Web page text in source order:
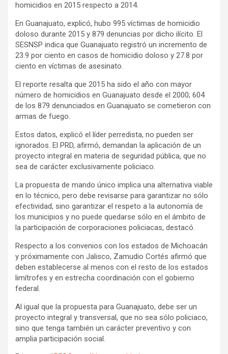
homicidios en 2015 respecto a 2014.
En Guanajuato, explicó, hubo 995 víctimas de homicidio
doloso durante 2015 y 879 denuncias por dicho ilícito. El
SESNSP indica que Guanajuato registró un incremento de
23.9 por ciento en casos de homicidio doloso y 27.8 por
ciento en víctimas de asesinato.
El reporte resalta que 2015 ha sido el año con mayor
número de homicidios en Guanajuato desde el 2000; 604
de los 879 denunciados en Guanajuato se cometieron con
armas de fuego.
Estos datos, explicó el líder perredista, no pueden ser
ignorados. El PRD, afirmó, demandan la aplicación de un
proyecto integral en materia de seguridad pública, que no
sea de carácter exclusivamente policiaco.
La propuesta de mando único implica una alternativa viable
en lo técnico, pero debe revisarse para garantizar no sólo
efectividad, sino garantizar el respeto a la autonomía de
los municipios y no puede quedarse sólo en el ámbito de
la participación de corporaciones policiacas, destacó.
Respecto a los convenios con los estados de Michoacán
y próximamente con Jalisco, Zamudio Cortés afirmó que
deben establecerse al menos con el resto de los estados
limítrofes y en estrecha coordinación con el gobierno
federal.
Al igual que la propuesta para Guanajuato, debe ser un
proyecto integral y transversal, que no sea sólo policiaco,
sino que tenga también un carácter preventivo y con
amplia participación social.